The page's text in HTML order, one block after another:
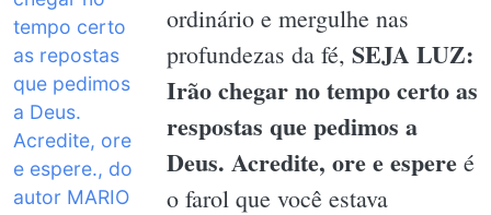
ordinário e mergulhe nas
profundezas da fé, SEJA LUZ:
Irão chegar no tempo certo as
respostas que pedimos a
Deus. Acredite, ore e espere é
o farol que você estava